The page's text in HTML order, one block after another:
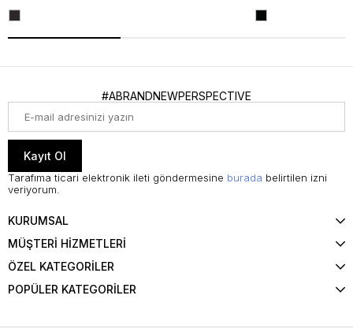
#ABRANDNEWPERSPECTIVE
Kayıt Ol
Tarafıma ticari elektronik ileti göndermesine burada belirtilen izni
veriyorum.
KURUMSAL
MÜŞTERİ HİZMETLERİ
ÖZEL KATEGORİLER
POPÜLER KATEGORİLER